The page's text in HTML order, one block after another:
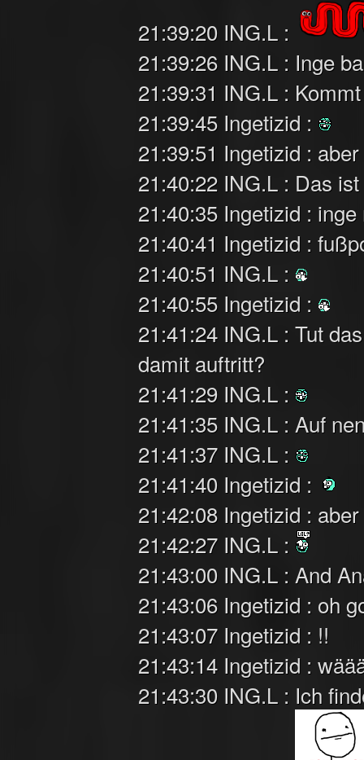
21:39:20 ING.L :
21:39:26 ING.L : Inge
21:39:31 ING.L :
21:39:45 Ingetizid :
21:39:51 Ingetizid :
21:40:22 ING.L : Das
21:40:35 Ingetizid : inge
21:40:41 Ingetizid :
21:40:51 ING.L :
21:40:55 Ingetizid :
21:41:24 ING.L : Tut
damit auftritt?
21:41:29 ING.L :
21:41:35 ING.L : Auf
21:41:37 ING.L :
21:41:40 Ingetizid :
21:42:08 Ingetizid :
21:42:27 ING.L :
21:43:00 ING.L : And
21:43:06 Ingetizid : oh
21:43:07 Ingetizid : !!
21:43:14 Ingetizid :
21:43:30 ING.L : Ich